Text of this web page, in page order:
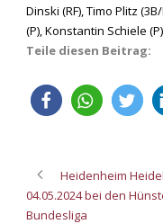
Dinski (RF), Timo Plitz
(P), Konstantin Schiele
Teile diesen Beitrag:
Heidenheim
04.05.2024 bei den
Bundesliga